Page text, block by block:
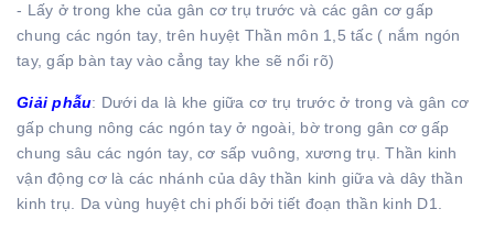
- Lấy ở trong khe của gân cơ trụ trước và các gân cơ gấp
chung các ngón tay, trên huyệt Thần môn 1,5 tấc ( nắm ngón
tay, gấp bàn tay vào cẳng tay khe sẽ nổi rõ)
Giải phẫu: Dưới da là khe giữa cơ trụ trước ở trong và gân cơ
gấp chung nông các ngón tay ở ngoài, bờ trong gân cơ gấp
chung sâu các ngón tay, cơ sấp vuông, xương trụ. Thần kinh
vận động cơ là các nhánh của dây thần kinh giữa và dây thần
kinh trụ. Da vùng huyệt chi phối bởi tiết đoạn thần kinh D1.